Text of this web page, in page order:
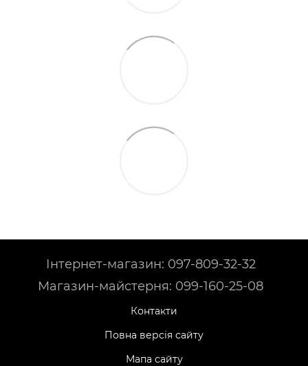
Інтернет-магазин: 097-809-32-32
Магазин-майстерня: 099-160-25-08
Контакти
Повна версія сайту
Мапа сайту